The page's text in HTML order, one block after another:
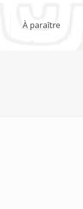
À paraître